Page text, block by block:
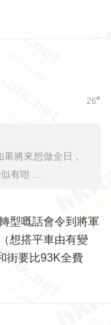
26#
將來想做全日，
有咁 ...
型嘅話會令到將軍
想搭平車由有變
街要比93K全費